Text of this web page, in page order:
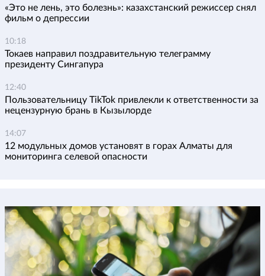
«Это не лень, это болезнь»: казахстанский режиссер снял
фильм о депрессии
10:18
Токаев направил поздравительную телеграмму
президенту Сингапура
12:40
Пользовательницу TikTok привлекли к ответственности за
нецензурную брань в Кызылорде
14:07
12 модульных домов установят в горах Алматы для
мониторинга селевой опасности